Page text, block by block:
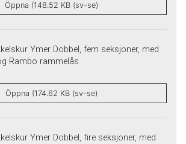
Öppna (148.52 KB (sv-se)
Ymer Dobbel, fem seksjoner, med
Rambo rammelås
Öppna (174.62 KB (sv-se)
Ymer Dobbel, fire seksjoner, med